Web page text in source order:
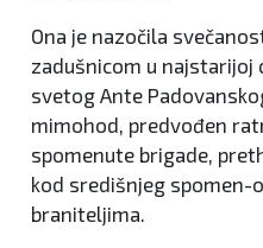
Ona je nazočila
zadušnicom u najstarijoj
svetog Ante
mimohod, predvođen
spomenute brigade,
kod središnjeg spomen-
braniteljima.